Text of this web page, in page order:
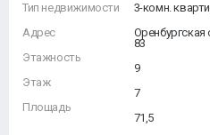
Тип недвижимости
Адрес
Этажность
Этаж
Площадь
3-комн.
Оренбургская
83
9
7
71,5